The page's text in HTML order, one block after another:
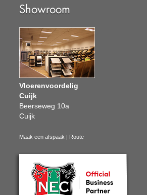
Showroom
Vloerenvoordelig
Cuijk
Beerseweg 10a
Cuijk
Maak een afspaak Route